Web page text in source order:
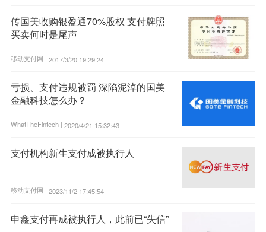
传国美收购银盈通70%股权 支付牌照
买卖何时是尾声
移动支付网 | 2017/3/20 19:29:24
亏损、支付违规被罚 深陷泥淖的国美
金融科技怎么办？
WhatTheFintech | 2020/4/21 15:32:43
支付机构新生支付成被执行人
移动支付网 | 2023/11/2 17:45:54
申鑫支付再成被执行人，此前已“失信”